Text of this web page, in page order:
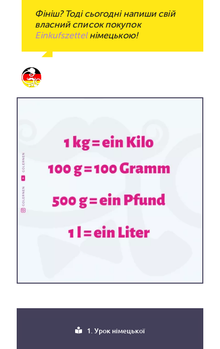
Фініш? Тоді сьогодні напиши свій
власний список покупок
Einkufszettelнімецькою!
1. Урок німецької